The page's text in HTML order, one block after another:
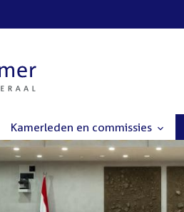
Kamerleden en commissies